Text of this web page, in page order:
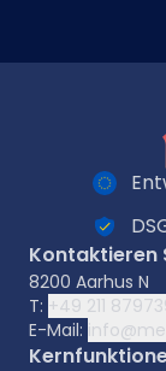
Kontaktieren
8200 Aarhus N
T: +49 211
E-Mail: